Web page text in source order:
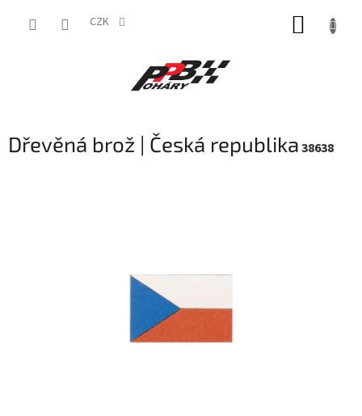
CZK
Dřevěná brož | Česká republika38638